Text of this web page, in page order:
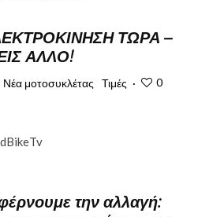
ΤΩΡΑ –
ΆΛΛΟ!
Νέα μοτοσυκλέτας Τιμές · 0
την αλλαγή: